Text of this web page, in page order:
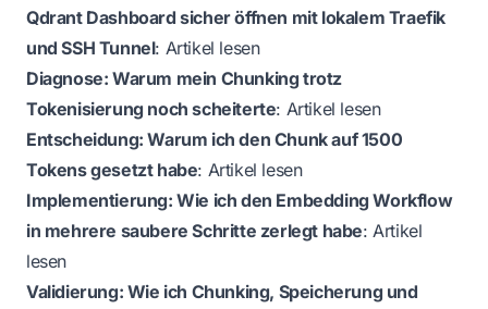
Qdrant Dashboard sicher öffnen mit lokalem Traefik
und SSH Tunnel: Artikel lesen
Diagnose: Warum mein Chunking trotz
Tokenisierung noch scheiterte: Artikel lesen
Entscheidung: Warum ich den Chunk auf 1500
Tokens gesetzt habe: Artikel lesen
Implementierung: Wie ich den Embedding Workflow
in mehrere saubere Schritte zerlegt habe: Artikel
lesen
Validierung: Wie ich Chunking, Speicherung und